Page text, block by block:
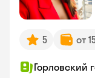
5 от
Горловский